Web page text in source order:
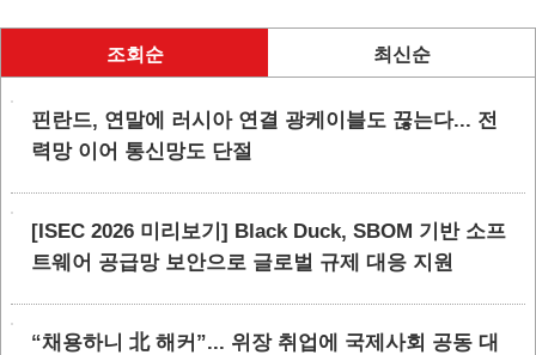
조회순 최신순
핀란드, 연말에 러시아 연결 광케이블도 끊는다... 전
력망 이어 통신망도 단절
[ISEC 2026 미리보기] Black Duck, SBOM 기반 소프
트웨어 공급망 보안으로 글로벌 규제 대응 지원
“채용하니 北 해커”... 위장 취업에 국제사회 공동 대